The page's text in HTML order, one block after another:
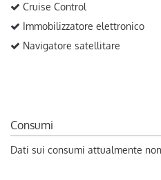
Cruise Control
Immobilizzatore elettronico
Navigatore satellitare
Consumi
Dati sui consumi attualmente